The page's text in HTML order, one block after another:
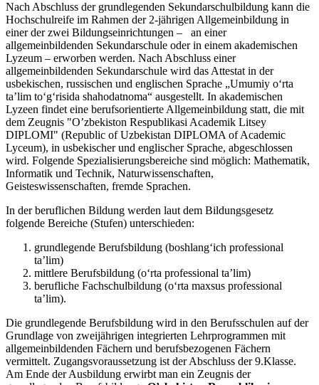
Nach Abschluss der grundlegenden Sekundarschulbildung kann die
Hochschulreife im Rahmen der 2-jährigen Allgemeinbildung in
einer der zwei Bildungseinrichtungen – an einer
allgemeinbildenden Sekundarschule oder in einem akademischen
Lyzeum – erworben werden. Nach Abschluss einer
allgemeinbildenden Sekundarschule wird das Attestat in der
usbekischen, russischen und englischen Sprache „Umumiy o‘rta
ta’lim to‘g‘risida shahodatnoma“ ausgestellt. In akademischen
Lyzeen findet eine berufsorientierte Allgemeinbildung statt, die mit
dem Zeugnis "O’zbekiston Respublikasi Academik Litsey
DIPLOMI" (Republic of Uzbekistan DIPLOMA of Academic
Lyceum), in usbekischer und englischer Sprache, abgeschlossen
wird. Folgende Spezialisierungsbereiche sind möglich: Mathematik,
Informatik und Technik, Naturwissenschaften,
Geisteswissenschaften, fremde Sprachen.
In der beruflichen Bildung werden laut dem Bildungsgesetz
folgende Bereiche (Stufen) unterschieden:
grundlegende Berufsbildung (boshlang‘ich professional
ta’lim)
mittlere Berufsbildung (o‘rta professional ta’lim)
berufliche Fachschulbildung (o‘rta maxsus professional
ta’lim).
Die grundlegende Berufsbildung wird in den Berufsschulen auf der
Grundlage von zweijährigen integrierten Lehrprogrammen mit
allgemeinbildenden Fächern und berufsbezogenen Fächern
vermittelt. Zugangsvoraussetzung ist der Abschluss der 9.Klasse.
Am Ende der Ausbildung erwirbt man ein Zeugnis der